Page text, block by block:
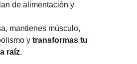
de alimentación y
mantienes músculo,
y transformas tu
raíz.